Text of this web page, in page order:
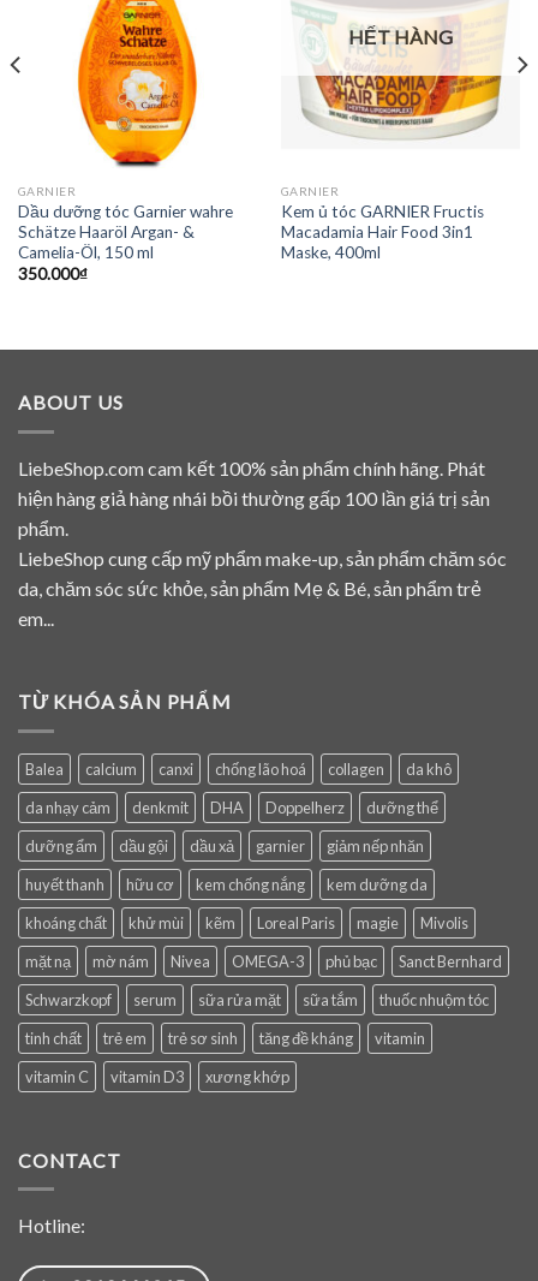
GARNIER
Dầu dưỡng tóc Garnier wahre
Schätze Haaröl Argan- &
Camelia-Öl, 150 ml
350.000₫
HẾT HÀNG
GARNIER
Kem ủ tóc GARNIER Fructis
Macadamia Hair Food 3in1
Maske, 400ml
ABOUT US
LiebeShop.com cam kết 100% sản phẩm chính hãng. Phát
hiện hàng giả hàng nhái bồi thường gấp 100 lần giá trị sản
phẩm.
LiebeShop cung cấp mỹ phẩm make-up, sản phẩm chăm sóc
da, chăm sóc sức khỏe, sản phẩm Mẹ & Bé, sản phẩm trẻ
em...
TỪ KHÓA SẢN PHẨM
Balea calcium canxi chống lão hoá collagen
da khô
da nhạy cảm
denkmit DHA Doppelherz
dưỡng thể
dưỡng ẩm
dầu gội dầu xả garnier
giảm nếp nhăn
huyết thanh
hữu cơ kem chống nắng
kem dưỡng da
khoáng chất
khử mùi kẽm Loreal Paris magie
Mivolis
mặt nạ
mờ nám Nivea OMEGA-3 phủ bạc
Sanct Bernhard
Schwarzkopf
serum sữa rửa mặt sữa tắm
thuốc nhuộm tóc
tinh chất
trẻ em trẻ sơ sinh tăng đề kháng
vitamin
vitamin C
vitamin D3 xương khớp
CONTACT
Hotline: